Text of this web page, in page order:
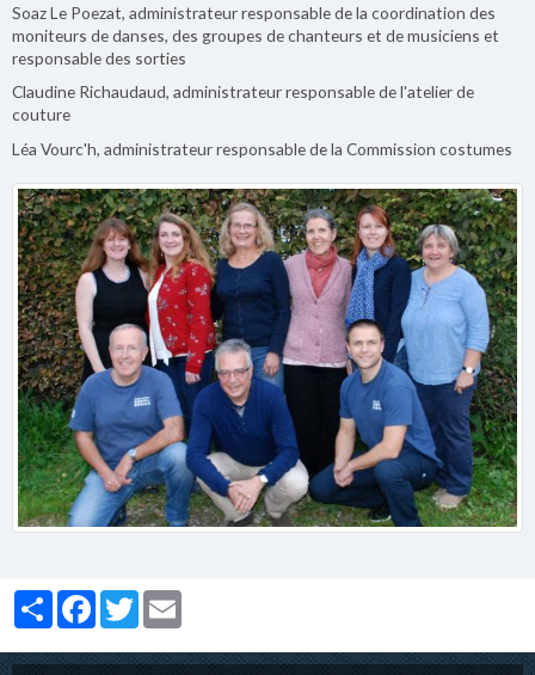
Soaz Le Poezat, administrateur responsable de la coordination des
moniteurs de danses, des groupes de chanteurs et de musiciens et
responsable des sorties
Claudine Richaudaud, administrateur responsable de l'atelier de
couture
Léa Vourc'h, administrateur responsable de la Commission costumes
PartagerFacebook
Twitter